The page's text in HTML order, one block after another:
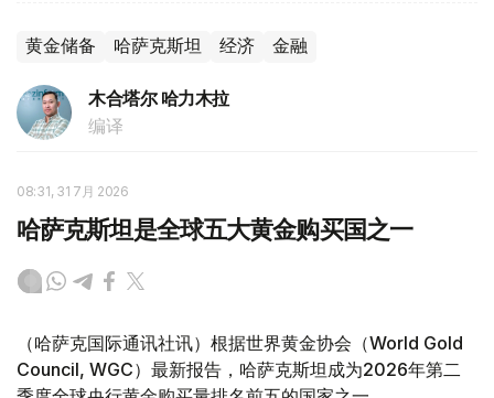
黄金储备 哈萨克斯坦 经济 金融
木合塔尔 哈力木拉
编译
08:31, 31 7月 2026
哈萨克斯坦是全球五大黄金购买国之一
（哈萨克国际通讯社讯）根据世界黄金协会（World Gold
Council, WGC）最新报告，哈萨克斯坦成为2026年第二